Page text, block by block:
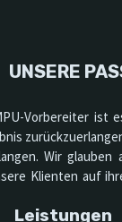
UNSERE
Vorbereiter ist
Wir glauben
Klienten auf
Leistungen